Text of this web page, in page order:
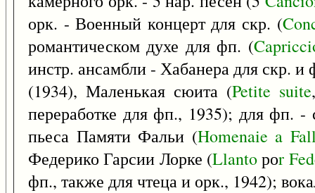
орк. - Военный концерт для скр. (
романтическом духе для фп. (
инстр. ансамбли - Хабанера для скр.
(1934), Маленькая сюита (Petite suite
переработке для фп., 1935); для фп.
пьеса Памяти Фальи (Homenaie a
Федерико Гарсии Лорке (Llantoроr
фп., также для чтеца и орк., 1942);